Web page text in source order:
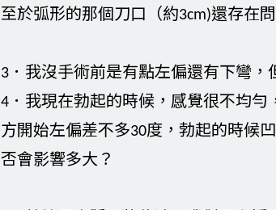
至於弧形的那個刀口（約3cm)還存在
3．我沒手術前是有點左偏還有下彎，
4．我現在勃起的時候，感覺很不均
方開始左偏差不多30度，勃起的時候
否會影響多大？